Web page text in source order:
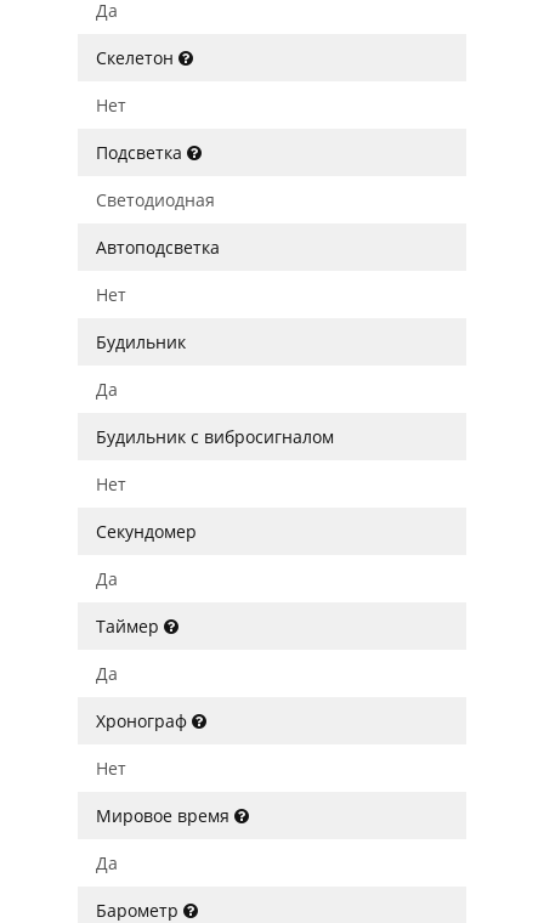
Да
Скелетон
Нет
Подсветка
Светодиодная
Автоподсветка
Нет
Будильник
Да
Будильник с вибросигналом
Нет
Секундомер
Да
Таймер
Да
Хронограф
Нет
Мировое время
Да
Барометр